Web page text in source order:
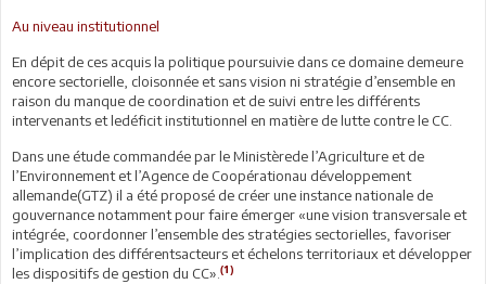
Au niveau institutionnel
En dépit de ces acquis la politique poursuivie dans ce domaine demeure
encore sectorielle, cloisonnée et sans vision ni stratégie d’ensemble en
raison du manque de coordination et de suivi entre les différents
intervenants et ledéficit institutionnel en matière de lutte contre le CC.
Dans une étude commandée par le Ministèrede l’Agriculture et de
l’Environnement et l’Agence de Coopérationau développement
allemande(GTZ) il a été proposé de créer une instance nationale de
gouvernance notamment pour faire émerger «une vision transversale et
intégrée, coordonner l’ensemble des stratégies sectorielles, favoriser
l’implication des différentsacteurs et échelons territoriaux et développer
les dispositifs de gestion du CC». (1)